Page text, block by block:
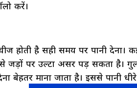
करें।
होती है सही समय पर पानी देना।
जड़ों पर उल्टा असर पड़ सकता है।
बेहतर माना जाता है। इससे पानी